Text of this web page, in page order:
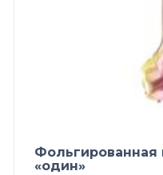
«один»